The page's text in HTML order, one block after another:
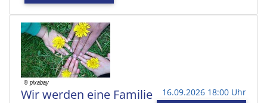
Wir werden eine Familie 16.09.2026 18:00 Uhr